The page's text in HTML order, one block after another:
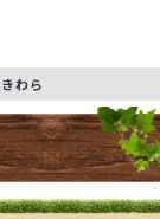
わら